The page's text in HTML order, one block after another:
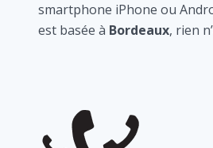
smartphone iPhone ou
est basée à Bordeaux, rien